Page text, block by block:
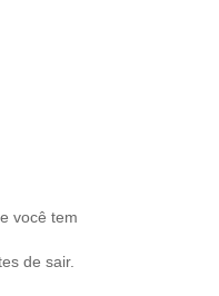
você tem
de sair.